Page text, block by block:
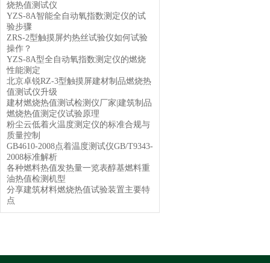
烧热值测试仪
YZS-8A智能全自动氧指数测定仪的试
验步骤
ZRS-2型触摸屏灼热丝试验仪如何试验
操作？
YZS-8A型全自动氧指数测定仪的燃烧
性能测定
北京卓锐RZ-3型触摸屏建材制品燃烧热
值测试仪升级
建材燃烧热值测试检测仪厂家|建筑制品
燃烧热值测定仪试验原理
粉尘云低着火温度测定仪的标准合规与
质量控制
GB4610-2008点着温度测试仪GB/T9343-
2008标准解析
各种燃料热值发热量一览表醇基燃料重
油热值检测机型
分享建筑材料燃烧热值试验装置主要特
点